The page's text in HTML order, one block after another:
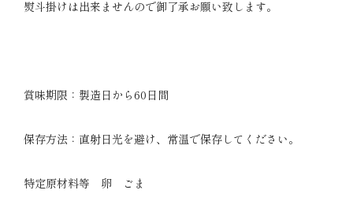
熨斗掛けは出来ませんので御了承お願い致します。
賞味期限：製造日から60日間
保存方法：直射日光を避け、常温で保存してください。
特定原材料等 卵 ごま